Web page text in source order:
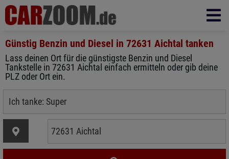
Günstig Benzin und Diesel in 72631 Aichtal tanken
Lass deinen Ort für die günstigste Benzin und Diesel
Tankstelle in 72631 Aichtal einfach ermitteln oder gib deine
PLZ oder Ort ein.